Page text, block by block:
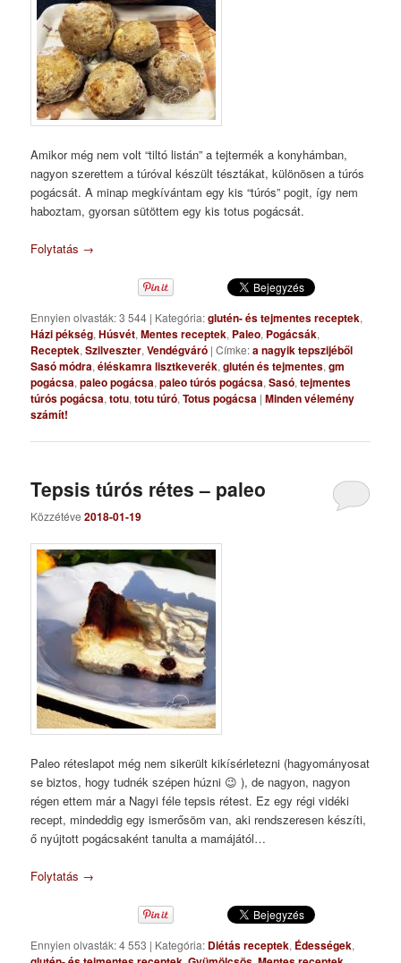
Amikor még nem volt “tiltó listán” a tejtermék a konyhámban,
nagyon szerettem a túróval készült tésztákat, különösen a túrós
pogácsát. A minap megkívántam egy kis “túrós” pogit, így nem
haboztam, gyorsan sütöttem egy kis totus pogácsát.
Folytatás →
Ennyien olvasták: 3 544 | Kategória:glutén- és tejmentes receptek,
Házi pékség,Húsvét,Mentes receptek, Paleo, Pogácsák,
Receptek,Szilveszter,Vendégváró |Címke:a nagyik tepszijéből
Sasó módra,éléskamra lisztkeverék,glutén és tejmentes,gm
pogácsa,paleo pogácsa,paleo túrós pogácsa,Sasó,tejmentes
túrós pogácsa,totu,totu túró,Totus pogácsa |Minden vélemény
számít!
Tepsis túrós rétes – paleo
Közzétéve2018-01-19
Paleo réteslapot még nem sikerült kikísérletezni (hagyományosat
se biztos, hogy tudnék szépen húzni 😉 ), de nagyon, nagyon
régen ettem már a Nagyi féle tepsis rétest. Ez egy régi vidéki
recept, mindeddig egy ismerősöm van, aki rendszeresen készíti,
ő nyújtott pogácsaként tanulta a mamájától…
Folytatás →
Ennyien olvasták: 4 553 | Kategória: Diétás receptek, Édességek,